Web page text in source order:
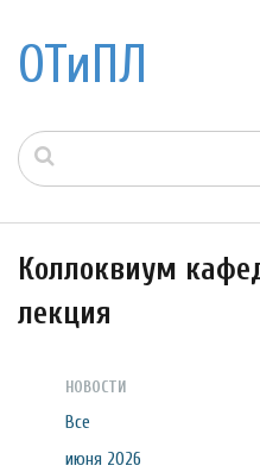
ОТиПЛ
Коллоквиум
лекция
НОВОСТИ
Все
июня 2026